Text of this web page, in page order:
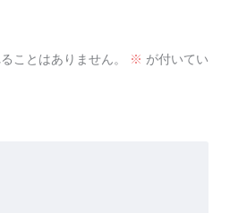
ことはありません。 ※ が付いてい